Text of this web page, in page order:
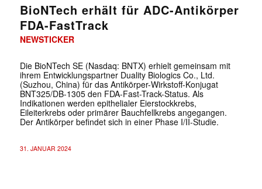
BioNTech erhält für ADC-Antikörper
FDA-FastTrack
NEWSTICKER
Die BioNTech SE (Nasdaq: BNTX) erhielt gemeinsam mit
ihrem Entwicklungspartner Duality Biologics Co., Ltd.
(Suzhou, China) für das Antikörper-Wirkstoff-Konjugat
BNT325/DB-1305 den FDA-Fast-Track-Status. Als
Indikationen werden epithelialer Eierstockkrebs,
Eileiterkrebs oder primärer Bauchfellkrebs angegangen.
Der Antikörper befindet sich in einer Phase I/II-Studie.
31. JANUAR 2024